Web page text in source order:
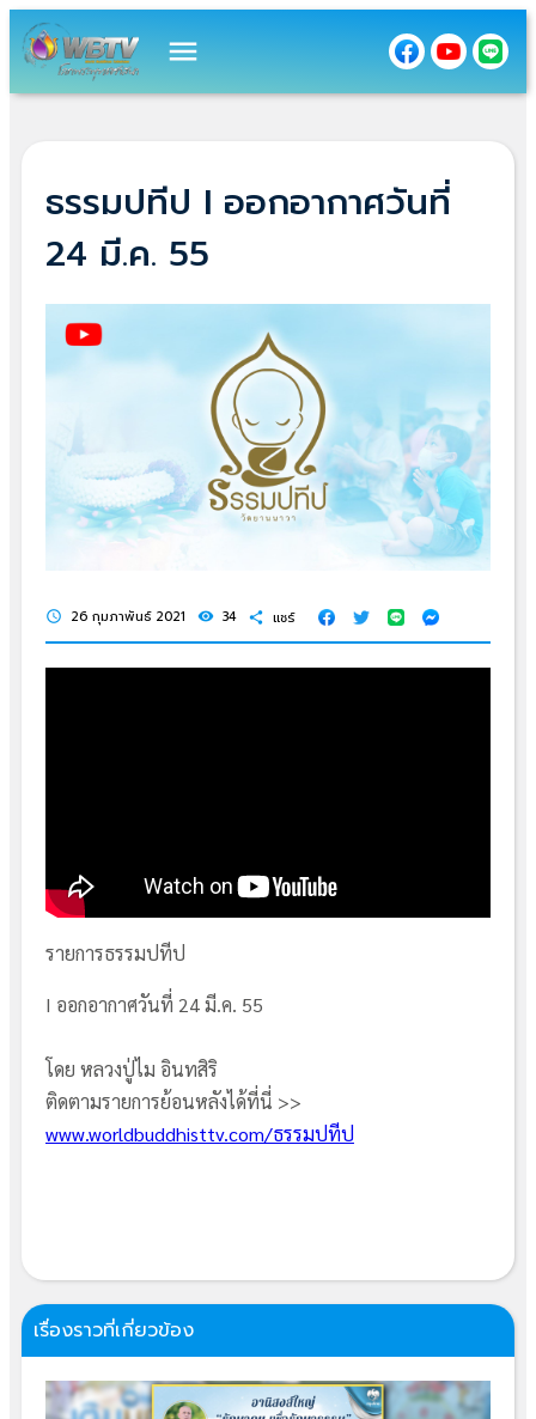
menu
ธรรมปทีป I ออกอากาศวันที่
24 มี.ค. 55
schedule 26 กุมภาพันธ์ 2021 visibility 34 share แชร์
รายการธรรมปทีป
I ออกอากาศวันที่ 24 มี.ค. 55
โดย หลวงปู่ไม อินทสิริ
ติดตามรายการย้อนหลังได้ที่นี่ >>
www.worldbuddhisttv.com/ธรรมปทีป
เรื่องราวที่เกี่ยวข้อง